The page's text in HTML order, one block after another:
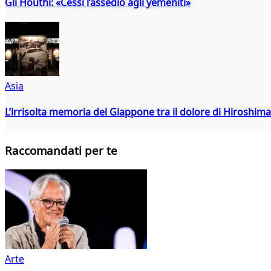
Asia
L’irrisolta memoria del Giappone tra il dolore di
Raccomandati per te
Arte